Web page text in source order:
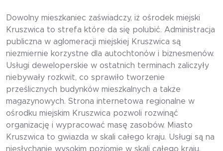
Dowolny mieszkaniec zaświadczy, iż ośrodek miejski
Kruszwica to strefa które da się polubić. Administracja
publiczna w aglomeracji miejskiej Kruszwica są
niezmiernie korzystne dla autochtonów i biznesmenów.
Usługi deweloperskie w ostatnich terminach zaliczyły
niebywały rozkwit, co sprawiło tworzenie
prześlicznych budynków mieszkalnych a także
magazynowych. Strona internetowa regionalne w
ośrodku miejskim Kruszwica pozwoli rozwinąć
organizację i wypracować masę zasobów. Miasto
Kruszwica to gwiazda w skali całego kraju. Usługi są na
niesłychanie wysokim poziomie w skali całego kraju.